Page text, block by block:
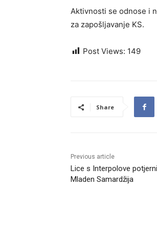
Aktivnosti se odnose i
za zapošljavanje KS.
Post Views: 149
Share
Previous article
Lice s Interpolove
Mladen Samardžija